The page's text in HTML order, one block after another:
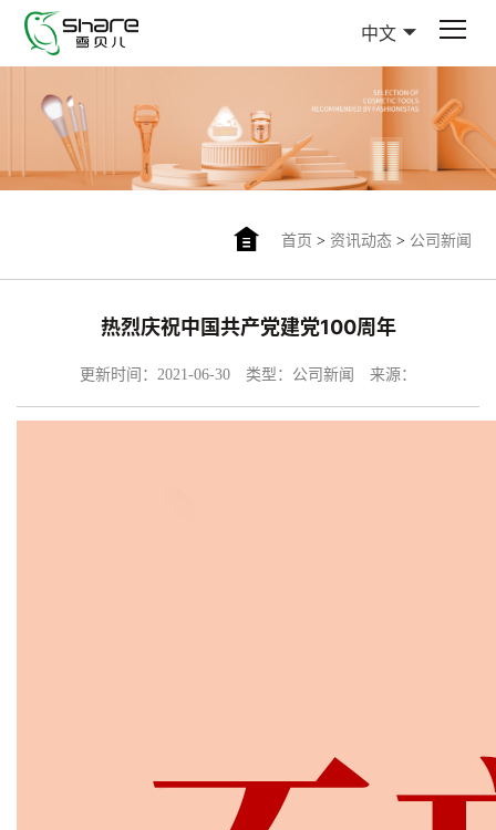
中文
首页 > 资讯动态> 公司新闻
热烈庆祝中国共产党建党100周年
更新时间：2021-06-30 类型：公司新闻 来源：